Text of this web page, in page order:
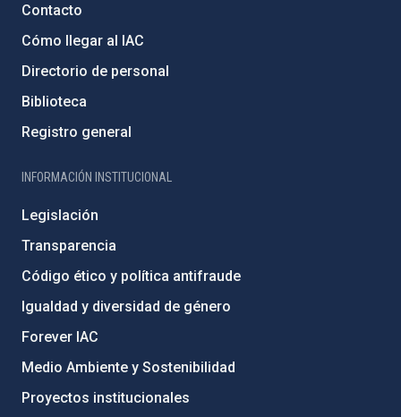
Contacto
Cómo llegar al IAC
Directorio de personal
Biblioteca
Registro general
INFORMACIÓN INSTITUCIONAL
Legislación
Transparencia
Código ético y política antifraude
Igualdad y diversidad de género
Forever IAC
Medio Ambiente y Sostenibilidad
Proyectos institucionales